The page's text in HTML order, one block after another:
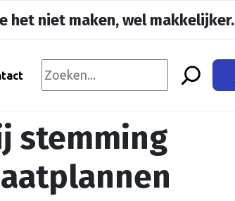
het niet maken, wel makkelijker.
stemming